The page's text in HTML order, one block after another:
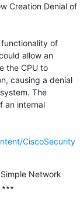
Creation Denial of
of
allow an
the CPU to
causing a denial
The
an internal
CiscoSecurity
Network